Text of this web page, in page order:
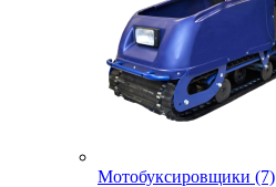
Мотобуксировщики (7)